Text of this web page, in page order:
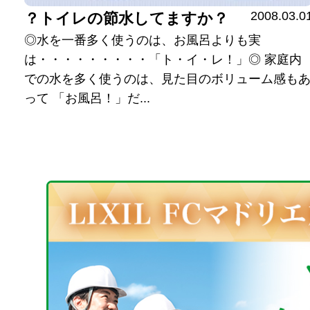
？トイレの節水してますか？
◎水を一番多く使うのは、お風呂よりも実
は・・・・・・・・・「ト・イ・レ！」◎ 家庭内
での水を多く使うのは、見た目のボリューム感も
って 「お風呂！」だ...